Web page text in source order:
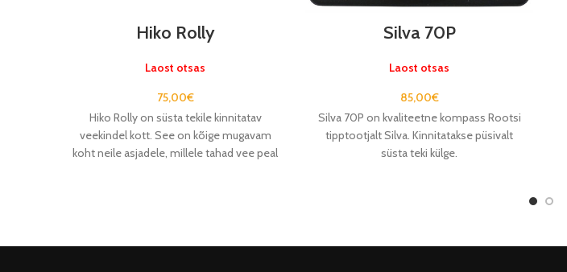
Hiko Rolly
75,00€
Laost otsas
Hiko Rolly on süsta tekile kinnitatav
veekindel kott. See on kõige mugavam
koht neile asjadele, millele tahad vee peal
Silva 70P
85,00€
Laost otsas
Silva 70P on kvaliteetne kompass Rootsi
tipptootjalt Silva. Kinnitatakse püsivalt
süsta teki külge.